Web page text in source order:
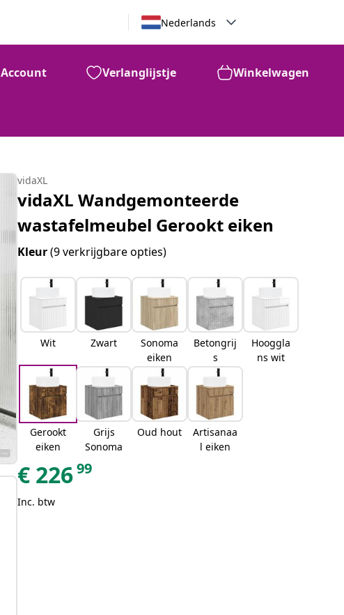
Nederlands
Account Verlanglijstje Winkelwagen
vidaXL
vidaXL Wandgemonteerde
wastafelmeubel Gerookt eiken
Kleur(9 verkrijgbare opties)
Wit Zwart
Sonoma
eiken
Betongrij
s
Hooggla
ns wit
Gerookt
eiken
Grijs
Sonoma
Oud hout
Artisanaa
l eiken
€ 22699
Inc. btw